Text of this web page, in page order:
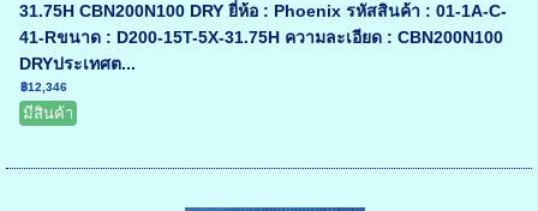
31.75H CBN200N100 DRY ยี่ห้อ : Phoenix รหัสสินค้า : 01-1A-C-
41-Rขนาด : D200-15T-5X-31.75H ความละเอียด : CBN200N100
DRYประเทศต...
฿12,346
มีสินค้า